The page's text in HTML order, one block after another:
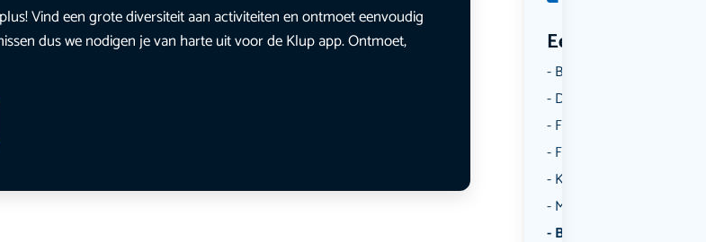
Een aantal
Borrelen
Dansen
Fietsen
Film
Kunst & Cultuur
Muziek
Bekijk alle categorieën
Vind een grote diversiteit aan activiteiten en ontmoet eenvoudig
dus we nodigen je van harte uit voor de Klup app. Ontmoet,